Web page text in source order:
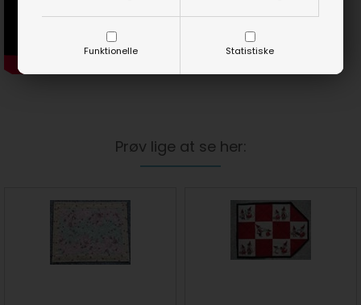
Funktionelle Statistiske
Prøv lige at se her: